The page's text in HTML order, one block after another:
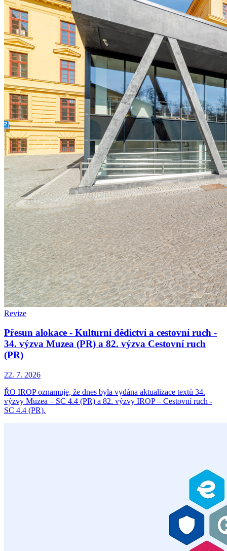
Revize
Přesun alokace - Kulturní dědictví a cestovní ruch -
34. výzva Muzea (PR) a 82. výzva Cestovní ruch
(PR)
22. 7. 2026
ŘO IROP oznamuje, že dnes byla vydána aktualizace textů 34.
výzvy Muzea – SC 4.4 (PR) a 82. výzvy IROP – Cestovní ruch -
SC 4.4 (PR).